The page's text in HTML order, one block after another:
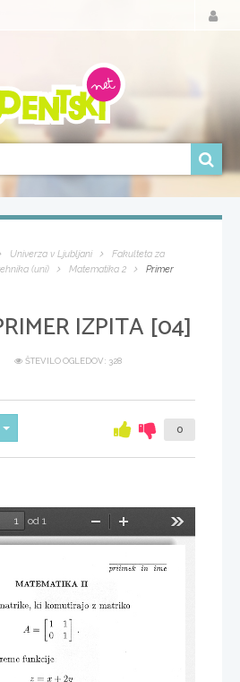
Univerza v Ljubljani
Fakulteta za
(uni) Matematika 2
Primer
IZPITA [04]
ŠTEVILO OGLEDOV: 328
Skrij/prikaži meni 0
od 1
Pomanjšaj